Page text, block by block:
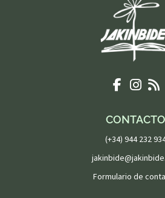
CONTACTO
(+34) 944 232
Formulario de